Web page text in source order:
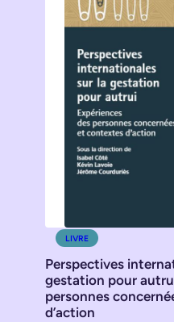
LIVRE
Perspectives
gestation pour
personnes
d’action